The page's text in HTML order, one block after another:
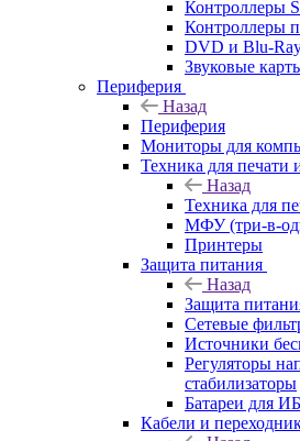
Контроллеры
Контроллеры
DVD и Blu-
Звуковые
Периферия
Назад
Периферия
Мониторы для
Техника для печати
Назад
Техника для
МФУ (три-в-
Принтеры
Защита питания
Назад
Защита
Сетевые
Источники
Регуляторы
стабилизаторы
Батареи для
Кабели и